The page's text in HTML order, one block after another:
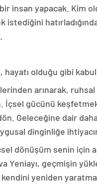
insan yapacak. Kim
istediğini
hayatı olduğu gibi
arınarak,
İçsel gücünü
Geleceğine dair
dinginliğe
dönüşüm senin için
Yeniayı, geçmişin
yeniden